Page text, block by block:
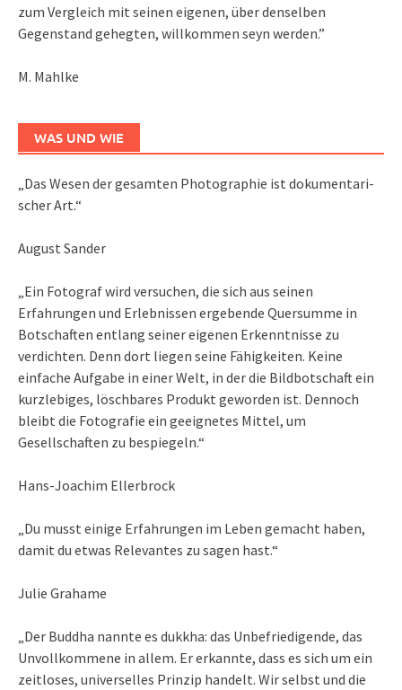
zum Vergleich mit seinen eigenen, über denselben
Gegenstand gehegten, willkommen seyn werden.”
M. Mahlke
WAS UND WIE
„Das We­sen der ge­sam­ten Pho­to­gra­phie ist do­ku­men­ta­ri­
scher Art.“
August Sander
„Ein Fotograf wird versuchen, die sich aus seinen
Erfahrungen und Erlebnissen ergebende Quersumme in
Botschaften entlang seiner eigenen Erkenntnisse zu
verdichten. Denn dort liegen seine Fähigkeiten. Keine
einfache Aufgabe in einer Welt, in der die Bildbotschaft ein
kurzlebiges, löschbares Produkt geworden ist. Dennoch
bleibt die Fotografie ein geeignetes Mittel, um
Gesellschaften zu bespiegeln.“
Hans-Joachim Ellerbrock
„Du musst einige Erfahrungen im Leben gemacht haben,
damit du etwas Relevantes zu sagen hast.“
Julie Grahame
„Der Buddha nannte es dukkha: das Unbefriedigende, das
Unvollkommene in allem. Er erkannte, dass es sich um ein
zeitloses, universelles Prinzip handelt. Wir selbst und die